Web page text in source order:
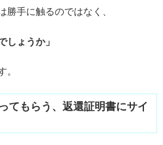
勝手に触るのではなく、
しょうか」
。
てもらう、返還証明書にサイ